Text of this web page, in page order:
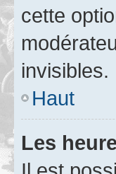
cette
invisibles.
Haut
Les